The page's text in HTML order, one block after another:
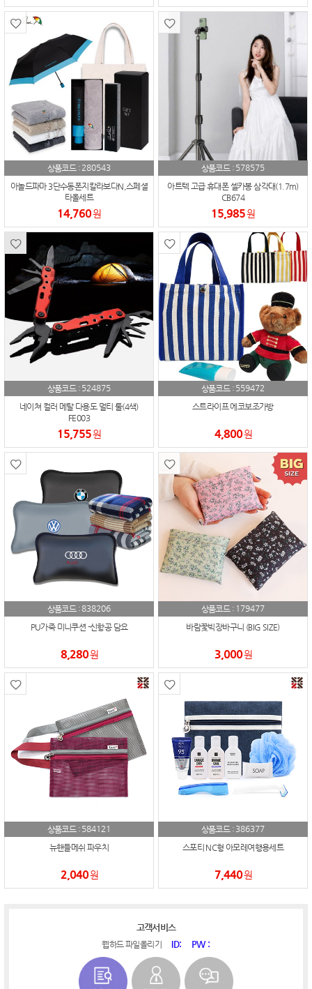
상품코드 :280543
아놀드파마 3단수동폰지칼라보다N,스페셜
타올세트
14,760원
상품코드 : 578575
아트텍 고급 휴대폰 셀카봉 삼각대(1.7m)
CB674
15,985원
상품코드 : 524875
네이쳐 컬러 메탈 다용도 멀티 툴(4색)
FE003
15,755원
상품코드 : 559472
스트라이프 에코보조가방
4,800원
상품코드 :838206
PU가죽 미니쿠션 -신항공 담요
8,280원
상품코드 : 179477
바람꽃빅장바구니 (BIG SIZE)
3,000원
상품코드 : 584121
뉴핸들메쉬 파우치
2,040원
상품코드 : 386377
스포티 NC형 아모레여행용세트
7,440원
고객서비스
웹하드 파일올리기 ID: PW :